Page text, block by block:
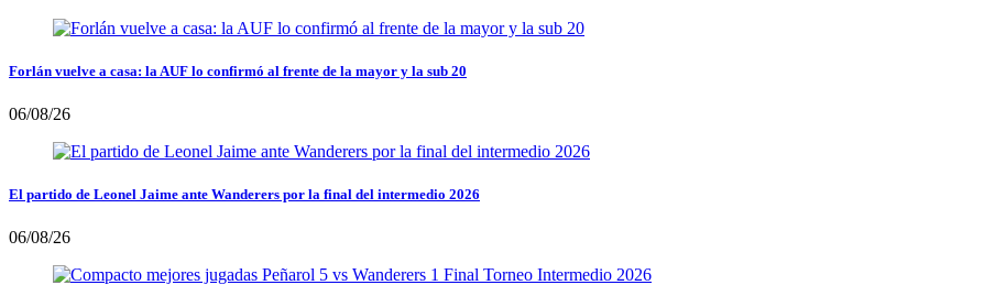
Forlán vuelve a casa: la AUF lo confirmó al frente de la mayor y la sub 20
06/08/26
El partido de Leonel Jaime ante Wanderers por la final del intermedio 2026
06/08/26